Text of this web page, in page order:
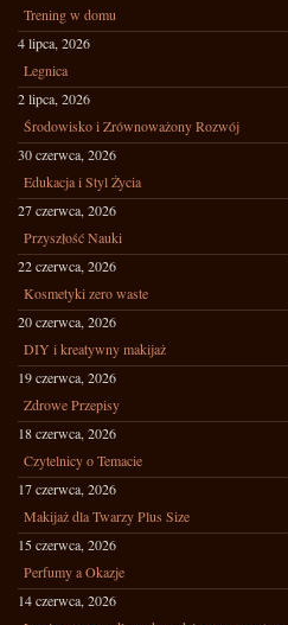
Trening w domu
4 lipca, 2026
Legnica
2 lipca, 2026
Środowisko i Zrównoważony Rozwój
30 czerwca, 2026
Edukacja i Styl Życia
27 czerwca, 2026
Przyszłość Nauki
22 czerwca, 2026
Kosmetyki zero waste
20 czerwca, 2026
DIY i kreatywny makijaż
19 czerwca, 2026
Zdrowe Przepisy
18 czerwca, 2026
Czytelnicy o Temacie
17 czerwca, 2026
Makijaż dla Twarzy Plus Size
15 czerwca, 2026
Perfumy a Okazje
14 czerwca, 2026